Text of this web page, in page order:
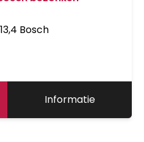
Bosch
Informatie